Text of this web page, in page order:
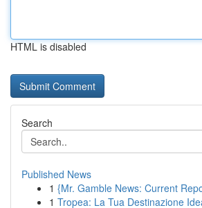
HTML is disabled
Search
Published News
1 {Mr. Gamble News: Current
1 Tropea: La Tua Destinazione